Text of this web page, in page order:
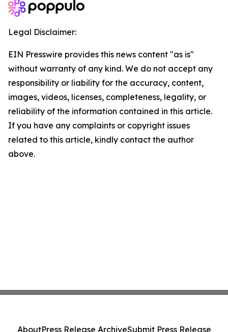
Legal Disclaimer:
EIN Presswire provides this news content "as is"
without warranty of any kind. We do not accept any
responsibility or liability for the accuracy, content,
images, videos, licenses, completeness, legality, or
reliability of the information contained in this article.
If you have any complaints or copyright issues
related to this article, kindly contact the author
above.
AboutPress Release ArchiveSubmit Press Release